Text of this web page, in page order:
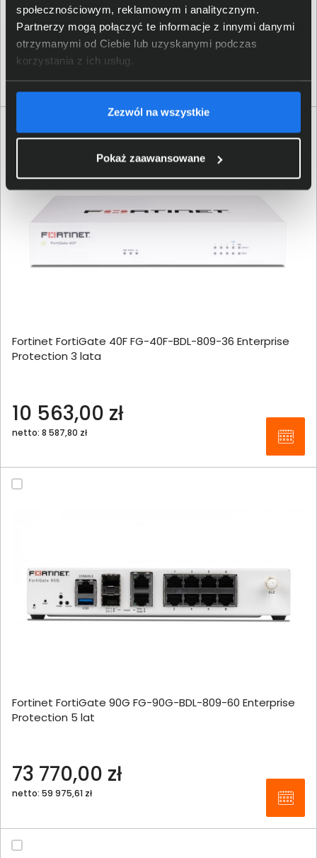
społecznościowym, reklamowym i analitycznym.
Partnerzy mogą połączyć te informacje z innymi danymi
otrzymanymi od Ciebie lub uzyskanymi podczas
korzystania z ich usług.
Zezwól na wszystkie
Pokaż zaawansowane
27 889,00 zł
Fortinet FortiGate 40F FG-40F-BDL-809-36 Enterprise
Protection 3 lata
10 563,00 zł
netto: 8 587,80 zł
Fortinet FortiGate 90G FG-90G-BDL-809-60 Enterprise
Protection 5 lat
73 770,00 zł
netto: 59 975,61 zł